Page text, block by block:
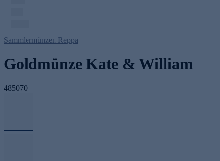
Sammlermünzen Reppa
Goldmünze Kate & William
485070